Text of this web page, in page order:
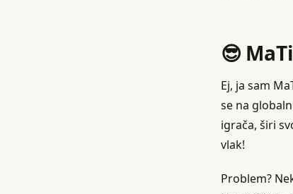
😎
Ej, ja sam
se na
igrača, širi
vlak!
Problem?